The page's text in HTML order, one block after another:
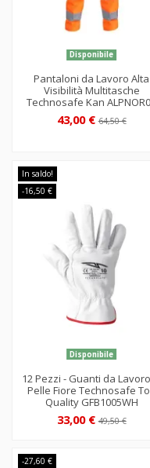
Disponibile
Pantaloni da Lavoro Alta
Visibilità Multitasche
Technosafe Kan
43,00 €64,50 €
In saldo!
-16,50 €
Disponibile
12 Pezzi - Guanti da
Pelle Fiore Technosafe
Quality GFB1005WH
33,00 €49,50 €
-27,60 €